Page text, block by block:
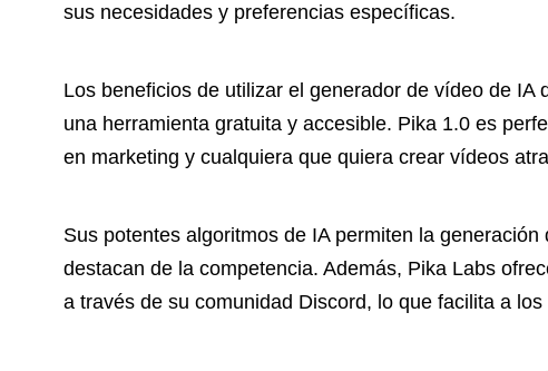
sus necesidades y preferencias específicas.
Los beneficios de utilizar el generador de vídeo de
una herramienta gratuita y accesible. Pika 1.0 es
en marketing y cualquiera que quiera crear vídeos
Sus potentes algoritmos de IA permiten la
destacan de la competencia. Además, Pika Labs
a través de su comunidad Discord, lo que facilita a